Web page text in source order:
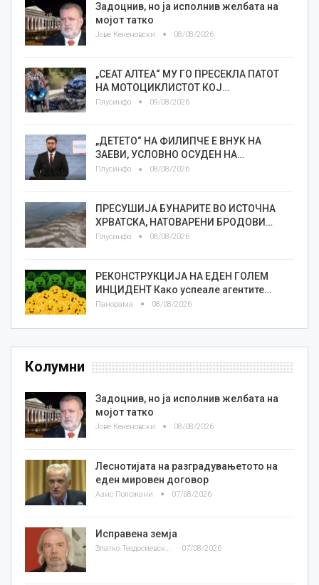
Задоцнив, но ја исполнив желбата на
мојот татко
Јове Кекеновски 08/08/2026
„СЕАТ АЛТЕА“ МУ ГО ПРЕСЕКЛА ПАТОТ
НА МОТОЦИКЛИСТОТ КОЈ…
Плусинфо 09/08/2026
„ДЕТЕТО“ НА ФИЛИПЧЕ Е ВНУК НА
ЗАЕВИ, УСЛОВНО ОСУДЕН НА…
Плусинфо 08/08/2026
ПРЕСУШИЈА БУНАРИТЕ ВО ИСТОЧНА
ХРВАТСКА, НАТОВАРЕНИ БРОДОВИ…
Плусинфо 08/08/2026
РЕКОНСТРУКЦИЈА НА ЕДЕН ГОЛЕМ
ИНЦИДЕНТ Како успеале агентите…
Панорама 08/08/2026
Колумни
Задоцнив, но ја исполнив желбата на
мојот татко
Јове Кекеновски 08/08/2026
Леснотијата на разградувањетото на
еден мировен договор
Азис Положани 07/08/2026
Исправена земја
Златко Теодосиевски 07/08/2026